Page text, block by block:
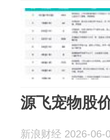
源飞宠物股
新浪财经 2026-06-